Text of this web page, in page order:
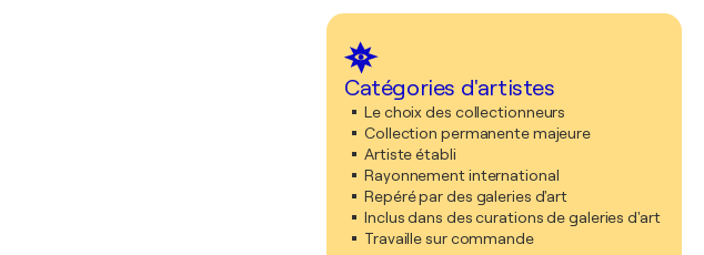
Catégories d'artistes
Le choix des collectionneurs
Collection permanente majeure
Artiste établi
Rayonnement international
Repéré par des galeries d'art
Inclus dans des curations de galeries d'art
Travaille sur commande